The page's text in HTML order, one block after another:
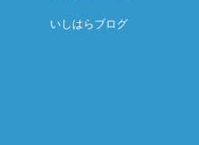
いしはらブログ